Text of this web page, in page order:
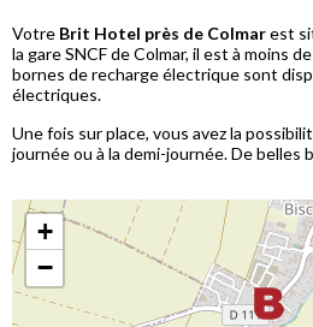
Votre Brit Hotel près de Colmarest
la gare SNCF de Colmar, il est à moins
bornes de recharge électrique sont
électriques.
Une fois sur place, vous avez la
journée ou à la demi-journée. De belles
+
−